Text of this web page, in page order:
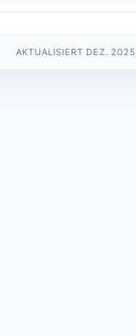
AKTUALISIERT DEZ. 2025